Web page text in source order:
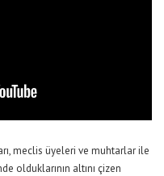
meclis üyeleri ve muhtarlar ile
olduklarının altını çizen